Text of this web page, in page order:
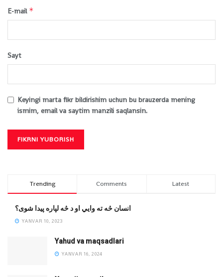
E-mail *
Sayt
Keyingi marta fikr bildirishim uchun bu brauzerda mening
ismim, email va saytim manzili saqlansin.
Trending Comments Latest
انسان څه ته وایي او د څه لپاره پیدا شوی؟
YANVAR 10, 2023
Yahud va maqsadlari
YANVAR 16, 2024